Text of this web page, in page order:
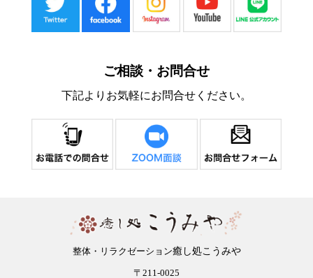
ご相談・お問合せ
下記よりお気軽にお問合せください。
整体・リラクゼーション癒し処こうみや
〒211-0025